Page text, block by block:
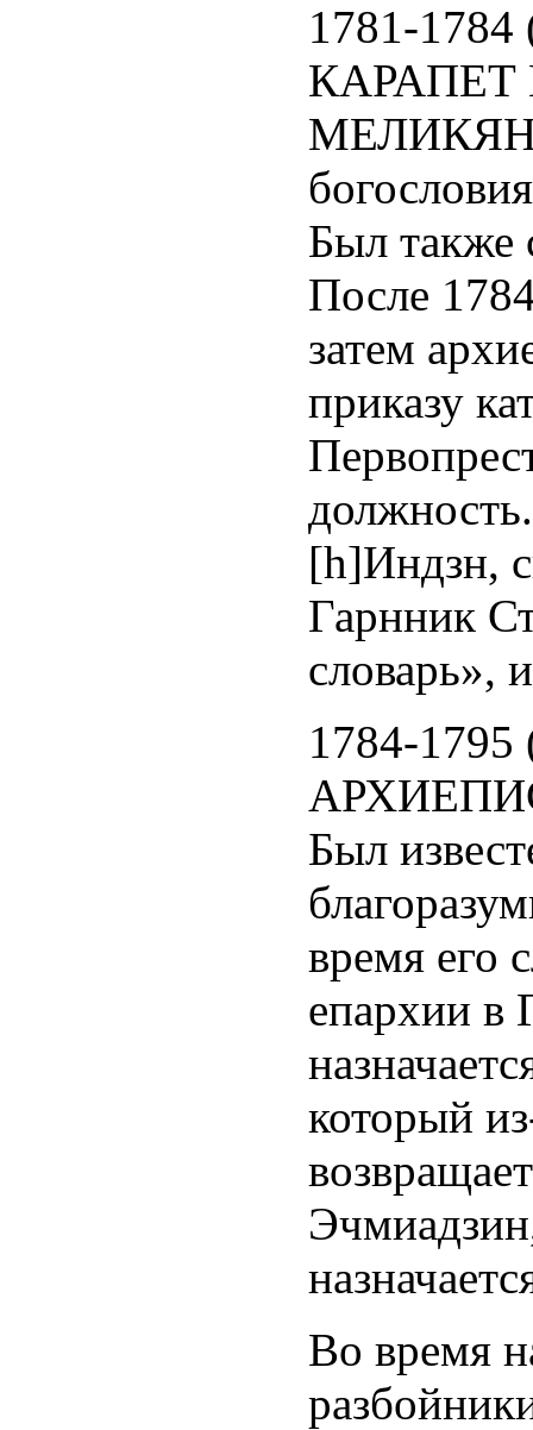
1781-1784
КАРАПЕТ
МЕЛИКЯН.
Был также
После
затем
приказу
[h]Индзн,
Гарнник
словарь»,
1784-1795
Был
время его
епархии в
который
Во время